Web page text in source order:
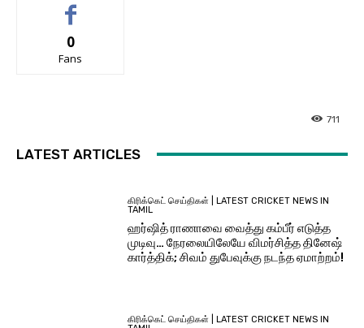
0
Fans
711
LATEST ARTICLES
கிரிக்கெட் செய்திகள் | LATEST CRICKET NEWS IN
TAMIL
ஹர்ஷித் ராணாவை வைத்து கம்பீர் எடுத்த
முடிவு… நேரலையிலேயே விமர்சித்த தினேஷ்
கார்த்திக்; சிவம் துபேவுக்கு நடந்த ஏமாற்றம்!
கிரிக்கெட் செய்திகள் | LATEST CRICKET NEWS IN